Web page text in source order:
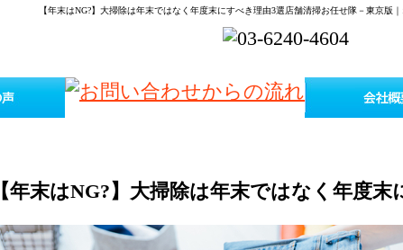
【年末はNG?】大掃除は年末ではなく年度末にすべき理由3選店舗清掃お任せ隊－東京版
【年末はNG?】大掃除は年末ではなく年度末